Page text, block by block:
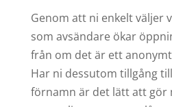
Genom att ni enkelt väljer
som avsändare ökar
från om det är ett
Har ni dessutom tillgång
förnamn är det lätt att gör